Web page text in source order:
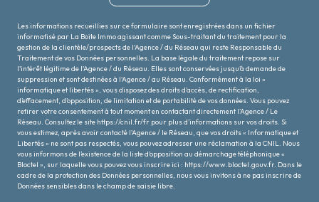
Les informations recueillies sur ce formulaire sont enregistrées dans un fichier
informatisé par La Boite Immo agissant comme Sous-traitant du traitement pour la
gestion de la clientèle/prospects de l'Agence / du Réseau qui reste Responsable du
Traitement de vos Données personnelles. La base légale du traitement repose sur
l'intérêt légitime de l'Agence / du Réseau. Elles sont conservées jusqu'à demande de
suppression et sont destinées à l'Agence / au Réseau. Conformément à la loi «
informatique et libertés », vous disposez des droits d’accès, de rectification,
d’effacement, d’opposition, de limitation et de portabilité de vos données. Vous pouvez
retirer votre consentement à tout moment en contactant directement l’Agence / Le
Réseau. Consultez le site https://cnil.fr/fr pour plus d’informations sur vos droits. Si
vous estimez, après avoir contacté l'Agence / le Réseau, que vos droits « Informatique et
Libertés » ne sont pas respectés, vous pouvez adresser une réclamation à la CNIL. Nous
vous informons de l’existence de la liste d'opposition au démarchage téléphonique «
Bloctel », sur laquelle vous pouvez vous inscrire ici : https://www.bloctel.gouv.fr. Dans le
cadre de la protection des Données personnelles, nous vous invitons à ne pas inscrire de
Données sensibles dans le champ de saisie libre.